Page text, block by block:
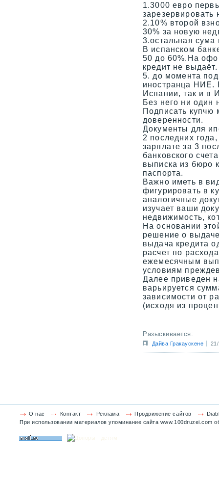
1.3000 евро
зарезервировать
2.10% второй
30% за новую
3.остальная сума
В испанском
50 до 60%.На
кредит не выдаёт.
5. до момента
иностранца НИЕ.
Испании, так и в
Без него ни один
Подписать купчю
доверенности.
Документы для
2 последних
зарплате за 3
банковского
выписка из бюро
паспорта.
Важно иметь в
фигурировать в
аналогичные
изучает ваши
недвижимость,
На основании
решение о
выдача кредита
расчет по
ежемесячным
условиям
Далее приведен
варьируется
зависимости от
(исходя из
Разыскивается:
Дайва Гракаускене
О нас Контакт Реклама Продвижение сайтов
При использовании материалов упоминание сайта www.100druzei.com